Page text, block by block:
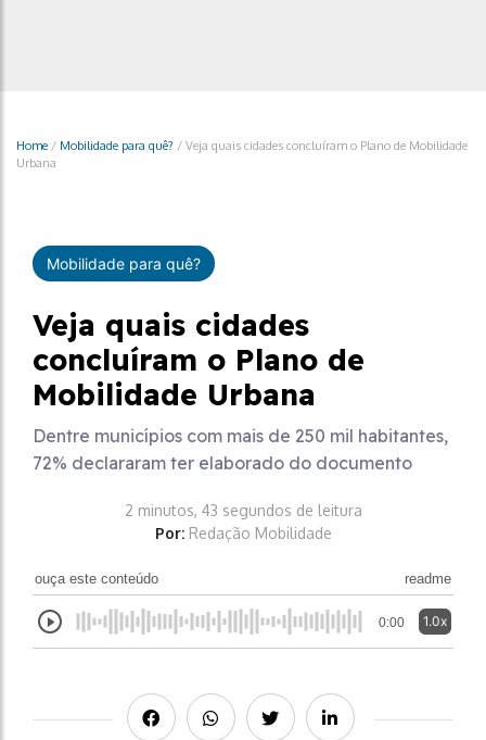
Home / Mobilidade para quê? / Veja quais cidades concluíram o Plano de Mobilidade
Urbana
Mobilidade para quê?
Veja quais cidades
concluíram o Plano de
Mobilidade Urbana
Dentre municípios com mais de 250 mil habitantes,
72% declararam ter elaborado do documento
2 minutos, 43 segundos de leitura
Por: Redação Mobilidade
ouça este conteúdo readme
0:00 1.0x